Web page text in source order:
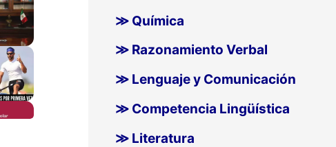
≫ Química
≫ Razonamiento Verbal
≫ Lenguaje y Comunicación
≫ Competencia Lingüística
≫ Literatura